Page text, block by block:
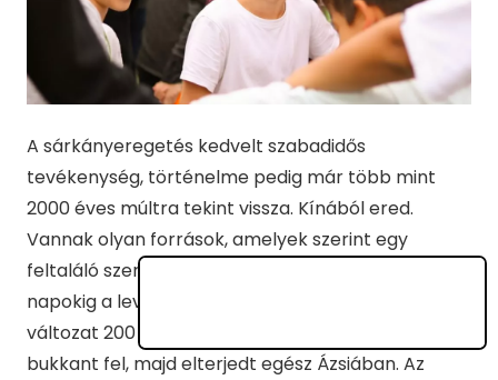
A sárkányeregetés kedvelt szabadidős
tevékenység, történelme pedig már több mint
2000 éves múltra tekint vissza. Kínából ered.
Vannak olyan források, amelyek szerint egy
feltaláló szerkesztett egy famadarat, amely
napokig a levegőben tudott maradni. A zsinóros
változat 200 év múlva ugyancsak Kínában
bukkant fel, majd elterjedt egész Ázsiában. Az